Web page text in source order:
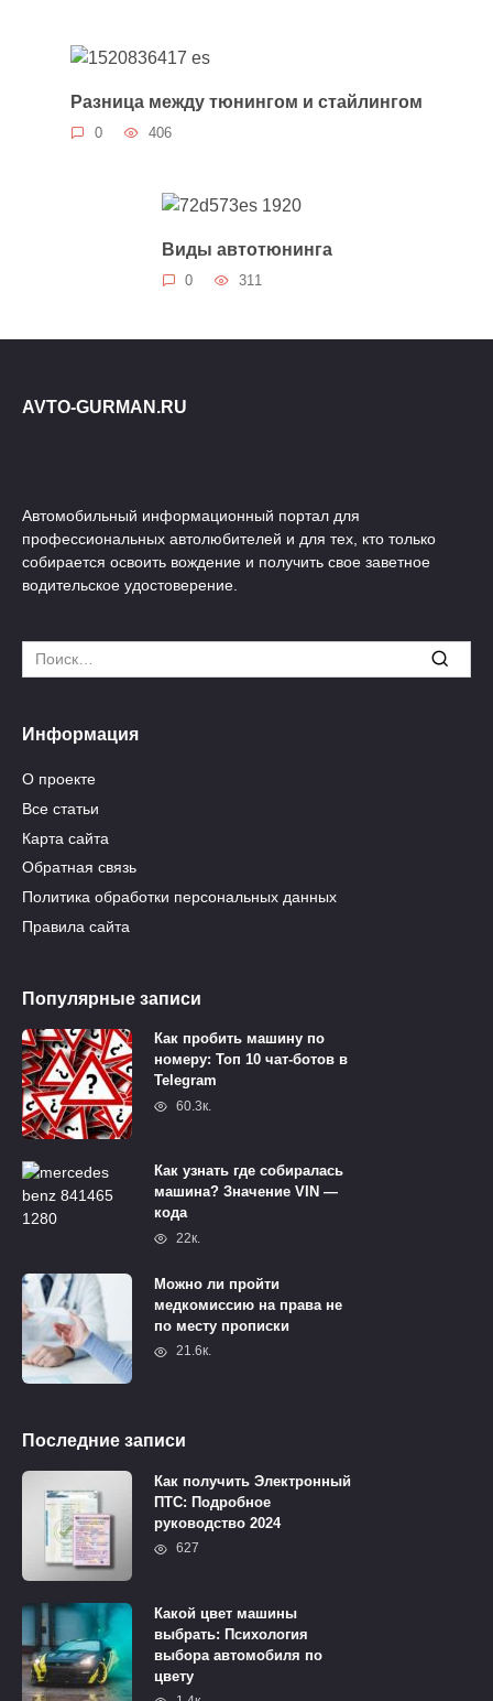
Разница между тюнингом и стайлингом
0 406
Виды автотюнинга
0 311
AVTO-GURMAN.RU
Автомобильный информационный портал для
профессиональных автолюбителей и для тех, кто только
собирается освоить вождение и получить свое заветное
водительское удостоверение.
Search
for:
Информация
О проекте
Все статьи
Карта сайта
Обратная связь
Политика обработки персональных данных
Правила сайта
Популярные записи
Как пробить машину по
номеру: Топ 10 чат-ботов в
Telegram
60.3к.
Как узнать где собиралась
машина? Значение VIN —
кода
22к.
Можно ли пройти
медкомиссию на права не
по месту прописки
21.6к.
Последние записи
Как получить Электронный
ПТС: Подробное
руководство 2024
627
Какой цвет машины
выбрать: Психология
выбора автомобиля по
цвету